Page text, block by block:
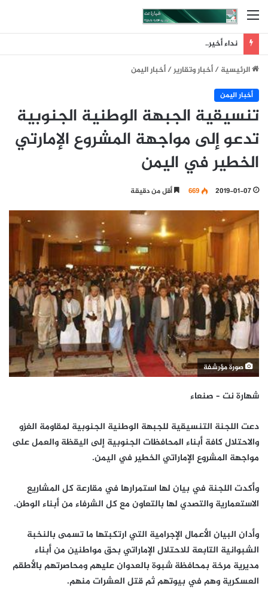
القائمة
نداء أخير..
الرئيسية/أخبار وتقارير/أخبار اليمن
أخبار اليمن
تنسيقية الجبهة الوطنية الجنوبية
تدعو إلى مواجهة المشروع الإمارتي
الخطير في اليمن
2019-01-07
669 أقل من دقيقة
صورة مؤرشفة
شهارة نت – صنعاء
دعت اللجنة التنسيقية للجبهة الوطنية الجنوبية لمقاومة الغزو
والاحتلال كافة أبناء المحافظات الجنوبية إلى اليقظة والعمل على
مواجهة المشروع الإماراتي الخطير في اليمن.
وأكدت اللجنة في بيان لها استمرارها في مقارعة كل المشاريع
الاستعمارية والتصدي لها بالتعاون مع كل الشرفاء من أبناء الوطن.
وأدان البيان الأعمال الإجرامية التي ارتكبتها ما تسمى بالنخبة
الشبوانية التابعة للاحتلال الإماراتي بحق مواطنين من أبناء
مديرية مرخة بمحافظة شبوة بالعدوان عليهم ومحاصرتهم بالأطقم
العسكرية وهم في بيوتهم ثم قتل العشرات منهم.